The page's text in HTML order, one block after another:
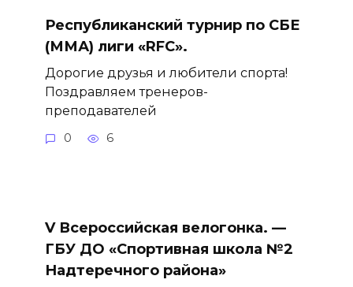
Республиканский турнир по СБЕ
(ММА) лиги «RFC».
Дорогие друзья и любители спорта!
Поздравляем тренеров-
преподавателей
0 6
V Всероссийская велогонка. —
ГБУ ДО «Спортивная школа №2
Надтеречного района»